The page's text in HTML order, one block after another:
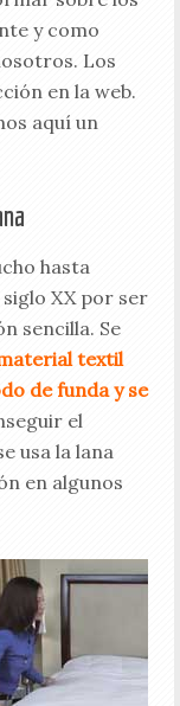
y como
Los
en la web.
aquí un
hasta
XX por ser
sencilla. Se
textil
de funda y se
el
usa la lana
en algunos